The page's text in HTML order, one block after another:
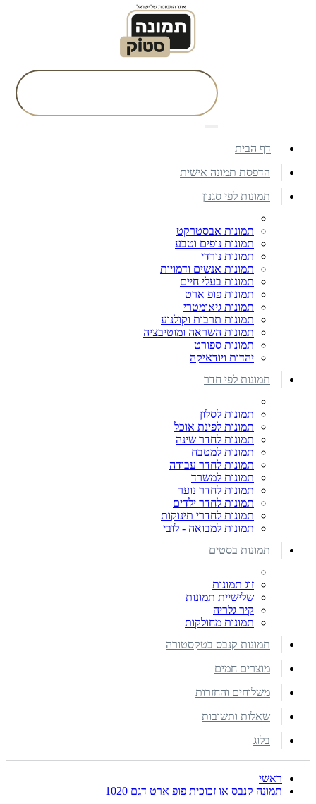
דף הבית
הדפסת תמונה אישית
תמונות לפי סגנון
תמונות אבסטרקט
תמונות נופים וטבע
תמונות נורדי
תמונות אנשים ודמויות
תמונות בעלי חיים
תמונות פופ ארט
תמונות גיאומטרי
תמונות תרבות וקולנוע
תמונות השראה ומוטיבציה
תמונות ספורט
יהדות ויודאיקה
תמונות לפי חדר
תמונות לסלון
תמונות לפינת אוכל
תמונות לחדר שינה
תמונות למטבח
תמונות לחדר עבודה
תמונות למשרד
תמונות לחדר נוער
תמונות לחדר ילדים
תמונות לחדרי תינוקות
תמונות למבואה - לובי
תמונות בסטים
זוג תמונות
שלישיית תמונות
קיר גלריה
תמונות מחולקות
תמונות קנבס בטקסטורה
מוצרים חמים
משלוחים והחזרות
שאלות ותשובות
בלוג
ראשי
תמונה קנבס או זכוכית פופ ארט דגם 1020